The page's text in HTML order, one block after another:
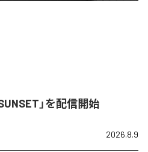
」を配信開始
2026.8.9